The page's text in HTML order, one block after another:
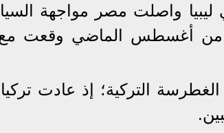
ليبيا واصلت مصر مواجهة
أغسطس الماضي وقعت مع
التركية؛ إذ عادت